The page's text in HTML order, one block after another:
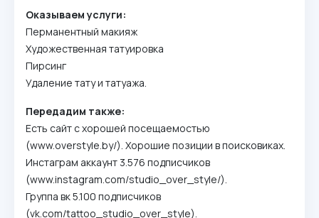
Оказываем услуги:
Перманентный макияж
Художественная татуировка
Пирсинг
Удаление тату и татуажа.
Передадим также:
Есть сайт с хорошей посещаемостью
(www.overstyle.by/). Хорошие позиции в поисковиках.
Инстаграм аккаунт 3.576 подписчиков
(www.instagram.com/studio_over_style/).
Группа вк 5.100 подписчиков
(vk.com/tattoo_studio_over_style).